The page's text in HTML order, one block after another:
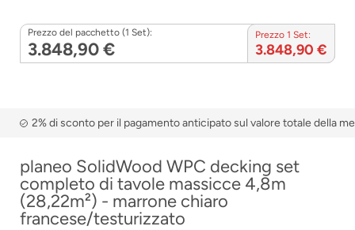
Prezzo del pacchetto (1 Set):
3.848,90 €
Prezzo 1 Set:
3.848,90 €
2% di sconto per il pagamento anticipato sul valore totale della
planeo SolidWood WPC decking set
completo di tavole massicce 4,8m
(28,22m²) - marrone chiaro
francese/testurizzato